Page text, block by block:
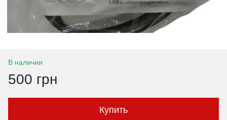
В наличии
500 грн
Купить